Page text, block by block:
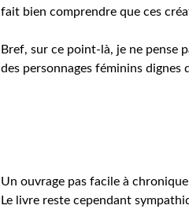
fait bien comprendre que ces
Bref, sur ce point-là, je ne pense
des personnages féminins dignes
Un ouvrage pas facile à
Le livre reste cependant